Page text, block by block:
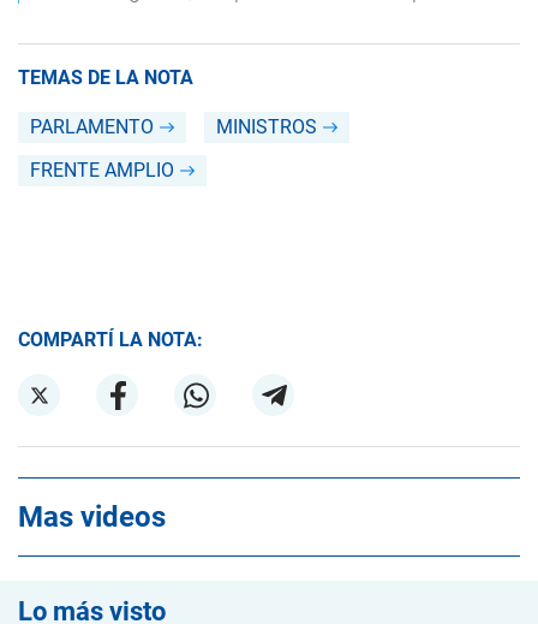
TEMAS DE LA NOTA
PARLAMENTO
MINISTROS
FRENTE AMPLIO
COMPARTÍ LA NOTA:
Mas videos
Lo más visto